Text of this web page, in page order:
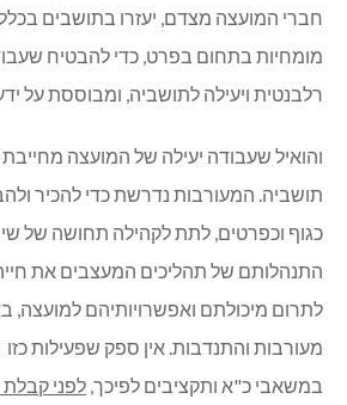
חברי המועצה מצדם, יעזרו בתושבים
מומחיות בתחום בפרט, כדי להבטיח
רלבנטית ויעילה לתושביה, ומבוססת על ידע
והואיל שעבודה יעילה של המועצה
תושביה. המעורבות נדרשת כדי להכיר
כגוף וכפרטים, לתת לקהילה תחושה של
התנהלותם של תהליכים המעצבים את
לתרום מיכולתם ואפשרויותיהם למועצה,
מעורבות והתנדבות. אין ספק שפעילות
במשאבי כ"א ותקציבים לפיכך, לפני